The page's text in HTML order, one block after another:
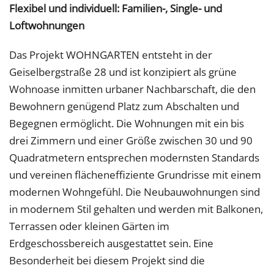
Flexibel und individuell: Familien-, Single- und
Loftwohnungen
Das Projekt WOHNGARTEN entsteht in der
Geiselbergstraße 28 und ist konzipiert als grüne
Wohnoase inmitten urbaner Nachbarschaft, die den
Bewohnern genügend Platz zum Abschalten und
Begegnen ermöglicht. Die Wohnungen mit ein bis
drei Zimmern und einer Größe zwischen 30 und 90
Quadratmetern entsprechen modernsten Standards
und vereinen flächeneffiziente Grundrisse mit einem
modernen Wohngefühl. Die Neubauwohnungen sind
in modernem Stil gehalten und werden mit Balkonen,
Terrassen oder kleinen Gärten im
Erdgeschossbereich ausgestattet sein. Eine
Besonderheit bei diesem Projekt sind die